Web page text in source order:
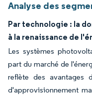
Analyse des
Par technologie : la
à la renaissance de
Les systèmes
part du marché de
reflète des avantages
d'approvisionnement